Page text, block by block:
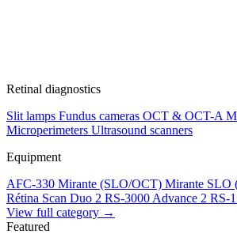
Retinal diagnostics
Slit lamps Fundus cameras OCT & OCT-A
Microperimeters Ultrasound scanners
Equipment
AFC-330 Mirante (SLO/OCT) Mirante SLO
Rétina Scan Duo 2 RS-3000 Advance 2 RS-
View full category →
Featured